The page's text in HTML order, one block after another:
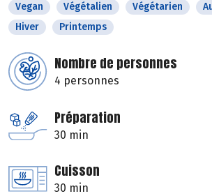
Vegan
Végétalien Végétarien
Hiver
Printemps
Nombre de personnes
4 personnes
Préparation
30 min
Cuisson
30 min